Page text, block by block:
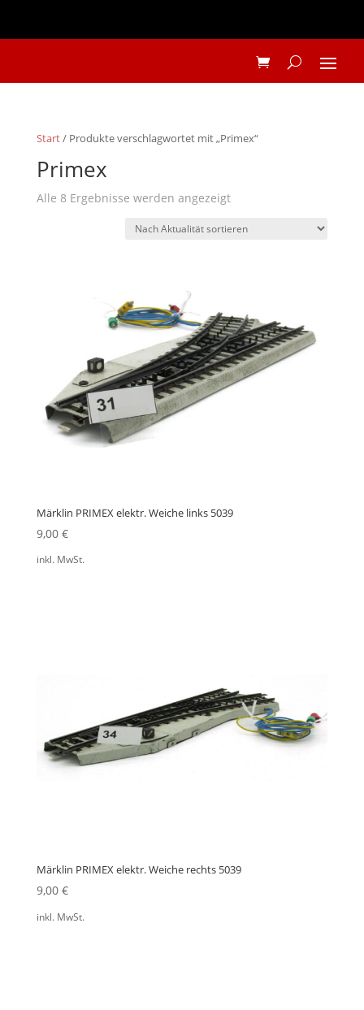
Start/ Produkte verschlagwortet mit „Primex“
Primex
Alle 8 Ergebnisse werden angezeigtNach
sortiert
Märklin PRIMEX elektr. Weiche links 5039
9,00 €
inkl. MwSt.
Märklin PRIMEX elektr. Weiche rechts 5039
9,00 €
inkl. MwSt.